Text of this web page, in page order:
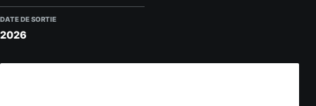
DATE DE SORTIE
2026